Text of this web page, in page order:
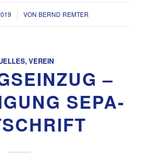
VONBERND REMTER
,VEREIN
–
SEPA-